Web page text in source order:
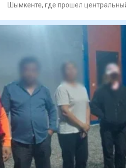
Шымкенте, где прошел